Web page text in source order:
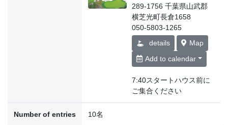
289-1756 千葉県山武郡
横芝光町長倉1658
050-5803-1265
details
Map
Add to calendar
7:40スタートハウス前に
ご集合ください
Number of entries 10名